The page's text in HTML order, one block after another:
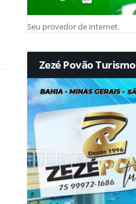
Seu provedor de internet.
Zezé Povão Turismo